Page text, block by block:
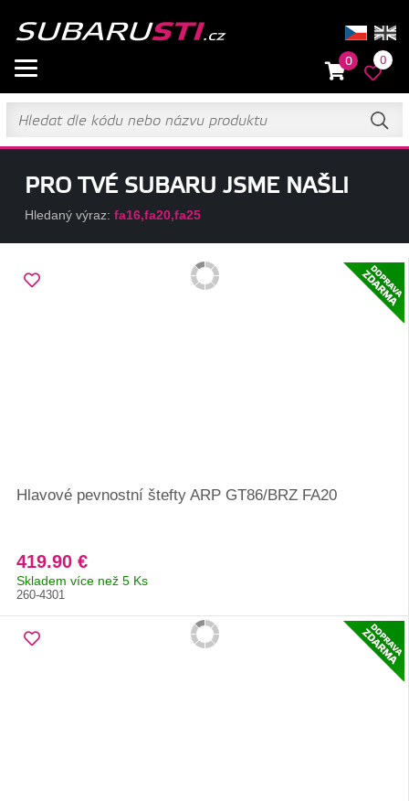
0 0
PRO TVÉ SUBARU JSME NAŠLI
Hledaný výraz: fa16,fa20,fa25
Hlavové pevnostní štefty ARP GT86/BRZ FA20
419.90 €
Skladem více než 5 Ks
260-4301